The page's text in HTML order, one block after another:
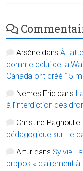
Arsène dansÀ
comme celui de la
Canada ont créé 15
Nemes Eric dans
à l’interdiction des
Christine Pagnoulle
pédagogique sur : le
Artur dans Sylvie
propos « clairement à